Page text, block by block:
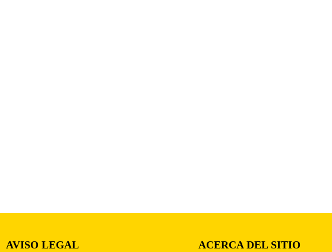
AVISO LEGAL ACERCA DEL SITIO